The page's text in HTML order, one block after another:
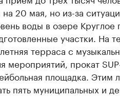
на 20 мая, но из-за
воды в озере Круглое
участки. На
терраса с
мероприятий, прокат
площадка. Этим
пять муниципальных и